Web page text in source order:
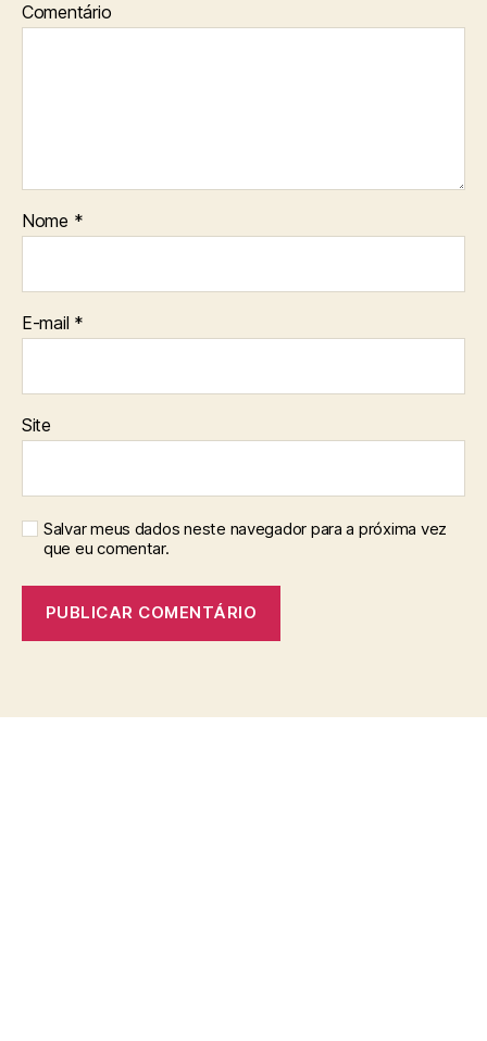
Comentário
Nome *
E-mail *
Site
Salvar meus dados neste navegador para a próxima vez
que eu comentar.